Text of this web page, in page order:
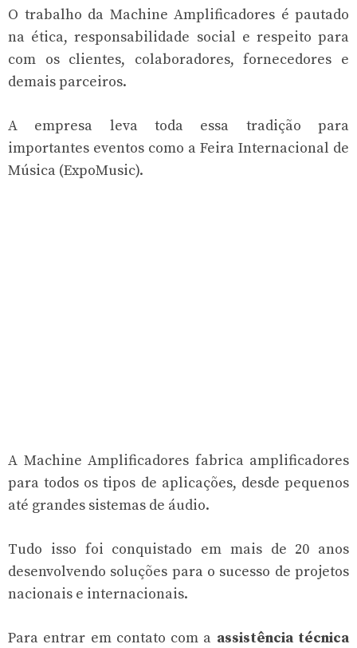
O trabalho da Machine Amplificadores é pautado
na ética, responsabilidade social e respeito para
com os clientes, colaboradores, fornecedores e
demais parceiros.
A empresa leva toda essa tradição para
importantes eventos como a Feira Internacional de
Música (ExpoMusic).
A Machine Amplificadores fabrica amplificadores
para todos os tipos de aplicações, desde pequenos
até grandes sistemas de áudio.
Tudo isso foi conquistado em mais de 20 anos
desenvolvendo soluções para o sucesso de projetos
nacionais e internacionais.
Para entrar em contato com a assistência técnica